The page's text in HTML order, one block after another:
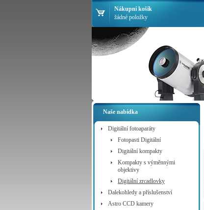
Naše nabídka
Digitální fotoaparáty
Fotopasti Digitální
Digitální kompakty
Kompakty s výměnnými
objektivy
Digitální zrcadlovky
Dalekohledy a příslušenství
Astro CCD kamery
Nákupní košík
žádné položky